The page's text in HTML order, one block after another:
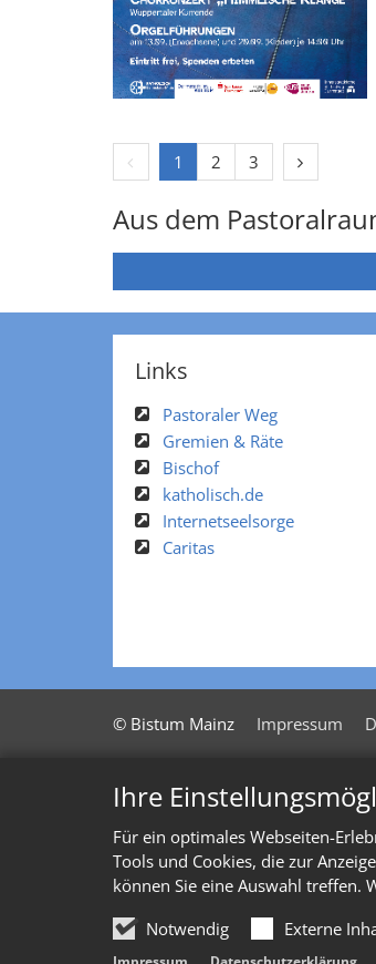
Ihre
Für ein optimales Webseiten-
Tools und Cookies, die zur
können Sie eine Auswahl treffen.
Notwendig
Externe
Vorherige Seite
1 2 3 Nächste
Aus dem
Links
Pastoraler Weg
Gremien & Räte
Bischof
katholisch.de
Internetseelsorge
Caritas
© Bistum Mainz Impressum